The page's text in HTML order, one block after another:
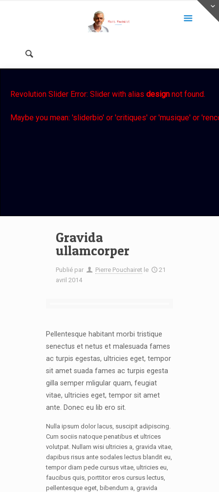
Revolution Slider Error: Slider with alias design not found.
Maybe you mean: 'sliderbio' or 'critiques' or 'musique' or
Gravida
ullamcorper
Publié par Pierre Pouchairet le
21
avril 2014
Pellentesque habitant morbi tristique
senectus et netus et malesuada fames
ac turpis egestas, ultricies eget, tempor
sit amet suada fames ac turpis egesta
gilla semper mligular quam, feugiat
vitae, ultricies eget, tempor sit amet
ante. Donec eu lib ero sit.
Nulla ipsum dolor lacus, suscipit adipiscing.
Cum sociis natoque penatibus et ultrices
volutpat. Nullam wisi ultricies a, gravida vitae,
dapibus risus ante sodales lectus blandit eu,
tempor diam pede cursus vitae, ultricies eu,
faucibus quis, porttitor eros cursus lectus,
pellentesque eget, bibendum a, gravida